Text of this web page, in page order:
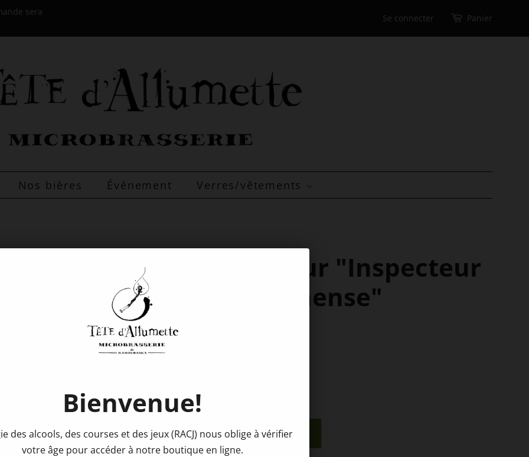
sera
Se connecter Panier
Nos bières Événement Verres/vêtements
Consigne pour "Inspecteur
Piper Borbonense"
Prix
régulier
0.25$
Ajouter au panier
Bienvenue!
des alcools, des courses et des jeux (RACJ) nous oblige à vérifier
votre âge pour accéder à notre boutique en ligne.